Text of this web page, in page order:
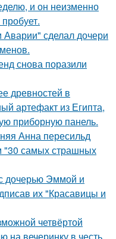
и он неизменно
Аварии" сделал дочери
снова поразили
древностей в
артефакт из Египта,
приборную панель.
Анна пересильд
"30 самых страшных
дочерью Эммой и
их "Красавицы и
четвёртой